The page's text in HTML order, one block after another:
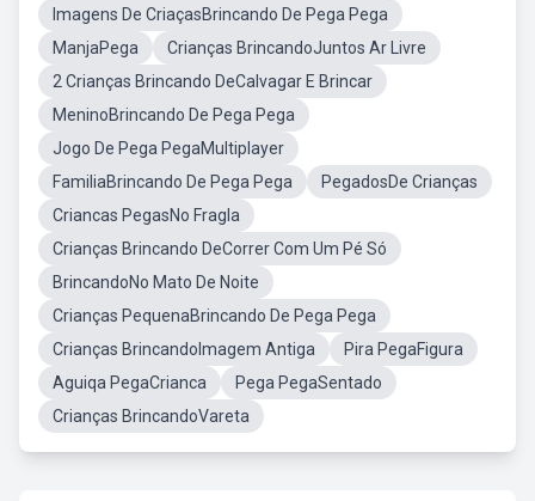
Imagens De CriaçasBrincando De Pega Pega
ManjaPega
Crianças BrincandoJuntos Ar Livre
2 Crianças Brincando DeCalvagar E Brincar
MeninoBrincando De Pega Pega
Jogo De Pega PegaMultiplayer
FamiliaBrincando De Pega Pega
PegadosDe Crianças
Criancas PegasNo Fragla
Crianças Brincando DeCorrer Com Um Pé Só
BrincandoNo Mato De Noite
Crianças PequenaBrincando De Pega Pega
Crianças BrincandoImagem Antiga
Pira PegaFigura
Aguiqa PegaCrianca
Pega PegaSentado
Crianças BrincandoVareta